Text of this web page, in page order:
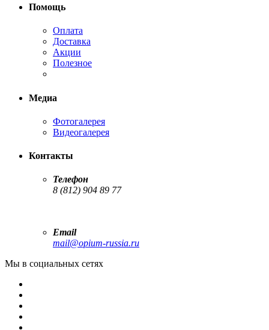
Помощь
Оплата
Доставка
Акции
Полезное
Медиа
Фотогалерея
Видеогалерея
Контакты
Телефон
8 (812) 904 89 77
Email
mail@opium-russia.ru
Мы в социальных сетях